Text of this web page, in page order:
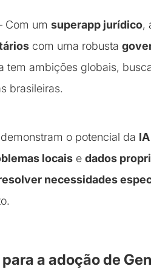
Com um superapp jurídico,
com uma robusta
tem ambições globais,
brasileiras.
o potencial da
locais e dados
necessidades
a adoção de